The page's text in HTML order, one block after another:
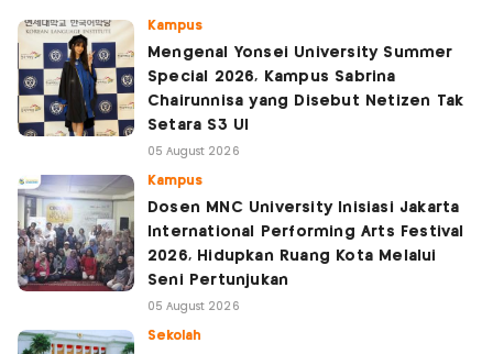
Kampus
Mengenal Yonsei University Summer
Special 2026, Kampus Sabrina
Chairunnisa yang Disebut Netizen Tak
Setara S3 UI
05 August 2026
Kampus
Dosen MNC University Inisiasi Jakarta
International Performing Arts Festival
2026, Hidupkan Ruang Kota Melalui
Seni Pertunjukan
05 August 2026
Sekolah